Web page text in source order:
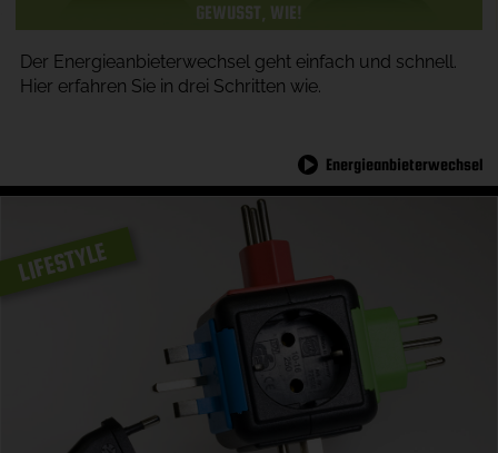
GEWUSST, WIE!
Der Energieanbieterwechsel geht einfach und schnell.
Hier erfahren Sie in drei Schritten wie.
Energieanbieterwechsel
LIFESTYLE